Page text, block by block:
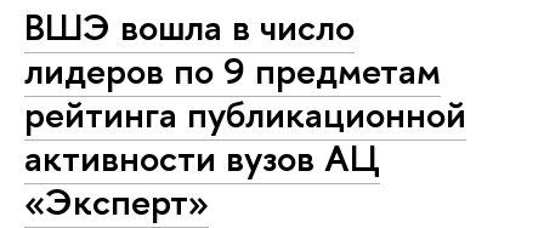
ВШЭ вошла в число
лидеров по 9 предметам
рейтинга публикационной
активности вузов АЦ
«Эксперт»